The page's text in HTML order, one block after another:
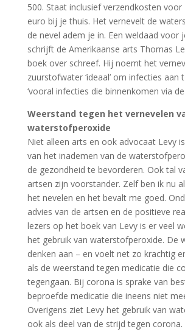
500. Staat inclusief verzendkosten voor
euro bij je thuis. Het vernevelt de
de nevel adem je in. Een weldaad voor
schrijft de Amerikaanse arts Thomas
boek over schreef. Hij noemt het
zuurstofwater ‘ideaal’ om infecties aan
‘vooral infecties die binnenkomen via de
Weerstand tegen het vernevelen
waterstofperoxide
Niet alleen arts en ook advocaat Levy
van het inademen van de
de gezondheid te bevorderen. Ook tal
artsen zijn voorstander. Zelf ben ik nu
het nevelen en het bevalt me goed.
advies van de artsen en de positieve
lezers op het boek van Levy is er veel
het gebruik van waterstofperoxide. De
denken aan – en voelt net zo krachtig
als de weerstand tegen medicatie die
tegengaan. Bij corona is sprake van
beproefde medicatie die ineens niet
Overigens ziet Levy het gebruik van
ook als deel van de strijd tegen corona.